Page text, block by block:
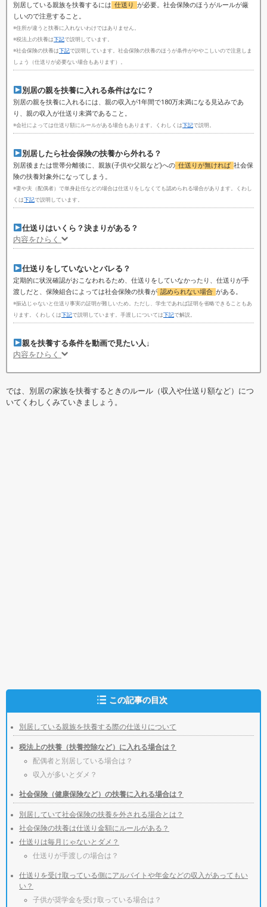
別居している親族を扶養するには 仕送り が必要。社会保険のほうがルールが厳
しいので注意すること。
※住所が違うと扶養に入れないわけではありません。
※税法上の扶養は下記 で説明しています。
※社会保険の扶養は下記 で説明しています。社会保険の扶養のほうが条件がややこしいので注意しま
しょう（仕送りが必要ない場合もあります）。
別居の親を扶養に入れる条件はなに？
別居の親を扶養に入れるには、親の収入が1年間で180万未満になる見込みであ
り、親の収入が仕送り未満であること。
※会社によっては仕送り額にルールがある場合もあります。くわしくは下記 で説明。
別居したら社会保険の扶養から外れる？
別居後または世帯分離後に、親族(子供や父親など)への 仕送りが無ければ 社会保
険の扶養対象外になってしまう。
※妻や夫（配偶者）で単身赴任などの場合は仕送りをしなくても認められる場合があります。くわし
くは下記 で説明しています。
仕送りはいくら？決まりがある？
内容をひらく
仕送りをしていないとバレる？
定期的に状況確認がおこなわれるため、仕送りをしていなかったり、仕送りが手
渡しだと、保険組合によっては社会保険の扶養が 認められない場合 がある。
※振込じゃないと仕送り事実の証明が難しいため。ただし、学生であれば証明を省略できることもあ
ります。くわしくは下記 で説明しています。手渡しについては下記 で解説。
親を扶養する条件を動画で見たい人↓
内容をひらく
では、別居の家族を扶養するときのルール（収入や仕送り額など）につ
いてくわしくみていきましょう。
この記事の目次
別居している親族を扶養する際の仕送りについて
税法上の扶養（扶養控除など）に入れる場合は？
配偶者と別居している場合は？
収入が多いとダメ？
社会保険（健康保険など）の扶養に入れる場合は？
別居していて社会保険の扶養を外される場合とは？
社会保険の扶養は仕送り金額にルールがある？
仕送りは毎月じゃないとダメ？
仕送りが手渡しの場合は？
仕送りを受け取っている側にアルバイトや年金などの収入があってもい
い？
子供が奨学金を受け取っている場合は？